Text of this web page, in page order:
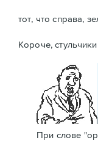
тот, что справа,
Короче,
При слове